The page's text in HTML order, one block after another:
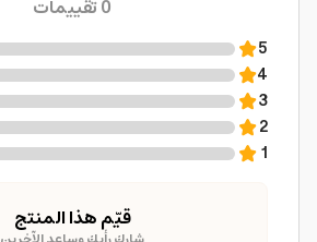
0تقييمات
5
4
3
2
1
قيّم هذا المنتج